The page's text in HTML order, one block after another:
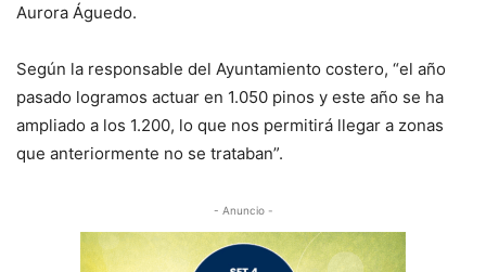
Aurora Águedo.
Según la responsable del Ayuntamiento costero, “el año
pasado logramos actuar en 1.050 pinos y este año se ha
ampliado a los 1.200, lo que nos permitirá llegar a zonas
que anteriormente no se trataban”.
- Anuncio -